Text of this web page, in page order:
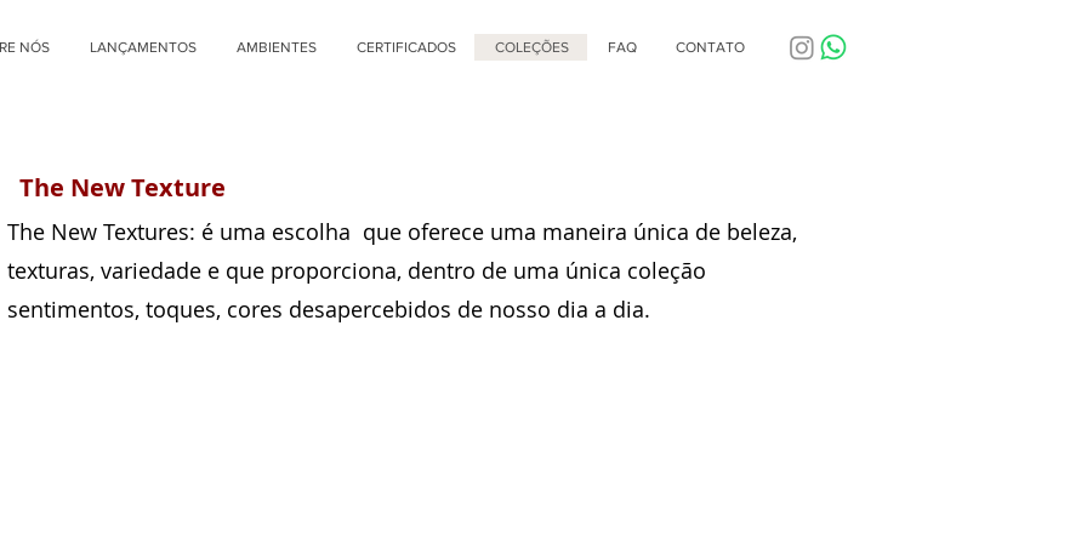
NÓS LANÇAMENTOS AMBIENTES CERTIFICADOS COLEÇÕES FAQ CONTATO
The New Texture
The New Textures: é uma escolha que oferece uma maneira única de beleza,
texturas, variedade e que proporciona, dentro de uma única coleção
sentimentos, toques, cores desapercebidos de nosso dia a dia.